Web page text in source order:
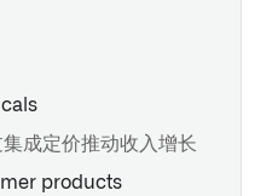
Assist中的自定义内容来
Assist 注册自定义内容
计划概述
发阶段
：聚焦应用案例
：角色和职责
成定价推动收入增长
products